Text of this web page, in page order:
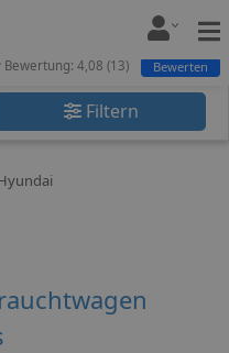
Filtern
Bewertung: 4,08 (13) Bewerten